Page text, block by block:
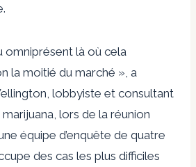
omniprésent là où cela
la moitié du marché », a
lobbyiste et consultant
marijuana, lors de la réunion
équipe d’enquête de quatre
des cas les plus difficiles